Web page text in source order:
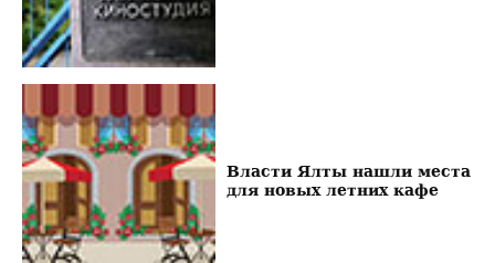
Власти Ялты нашли места
для новых летних кафе